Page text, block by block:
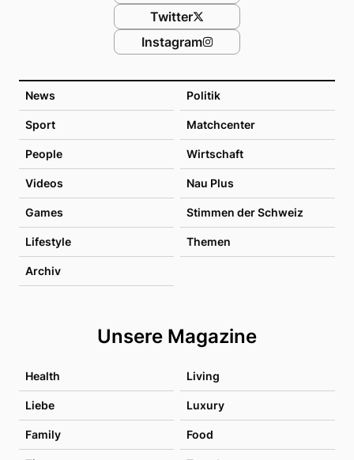
News Politik
Sport Matchcenter
People Wirtschaft
Videos Nau Plus
Games Stimmen der Schweiz
Lifestyle Themen
Archiv
Unsere Magazine
Health Living
Liebe Luxury
Family Food
Twitter
Instagram